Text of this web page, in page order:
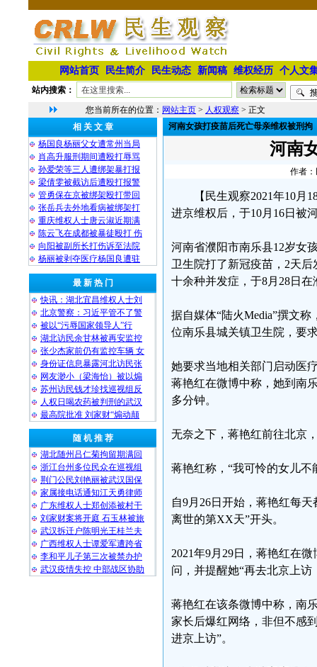
网站首页 民生简介 民生动态 新闻稿 维权经历 个人文
站内搜索：
您当前所在的位置： 网站主页 > 人权观察 > 正文
相 关 文 章
杨国良杨丽父女遭常州当局
肖高升服刑期间遭殴打辱骂
孙爱荣等三人遭绑架暴打报
梁倩雯被截访后遭殴打报警
管勇保在京被绑架殴打带回
张岳兵去外地看病被绑架打
重庆维权人士唐云淑近期满
陈云飞在成都被暴徒殴打 伤
向阳被副所长打伤诉至法院
杨丽被剥夺医疗杨国良遭驻
最 新 热 门
快讯：湖北宜昌维权人士刘
北京警察：习近平管不了警
被以“污辱国家领导人”行
湖北访民余甘林被再安监控
张少杰家前仍有监控车辆 女
身份证信息暴露河北访民张
网友渺小（梁海怡）被以煽
苏州访民钱才珍找巡视组反
人权日喝农药被判刑的武汉
最高院批准 刘家财“煽动颠
随 机 推 荐
湖北随州吕仁菊拘留期满回
浙江台州多位民众在巡视组
荆门公民刘艳丽被武汉国保
家属接电话通知江天勇律师
广东维权人士郑创添被村干
刘家财案将开庭 石玉林被旅
武汉拆迁户陈明光王桂兰夫
广西维权人士谭爱军遭跨省
李和平儿子第三次被禁办护
武汉疫情失控 中部战区协助
河南女孩打疫苗后死亡母亲维权被刑拘
河南
作者：
【民生观察2021年10
进京维权后，于10月16日被
河南省濮阳市南乐县12岁女
卫生院打了新冠疫苗，2天
十余种并发症，于8月28日
据自媒体“陆火Media”撰文
位南乐县城关镇卫生院，要
她要求当地相关部门启动医
蒋艳红在微博中称，她到南
多分钟。
无奈之下，蒋艳红前往北京
蒋艳红称，“我可怜的女儿不
自9月26日开始，蒋艳红每
离世的第XX天”开头。
2021年9月29日，蒋艳红在
问，并提醒她“再去北京上
蒋艳红在该条微博中称，南
家长后爆红网络，非但不感
进京上访”。